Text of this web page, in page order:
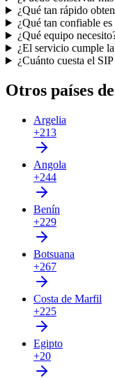
¿Qué tan rápido
¿Qué tan confiable
¿Qué equipo
¿El servicio cumple
¿Cuánto cuesta el
Otros países
Argelia
+213
Angola
+244
Benín
+229
Botsuana
+267
Costa de Marfil
+225
Egipto
+20